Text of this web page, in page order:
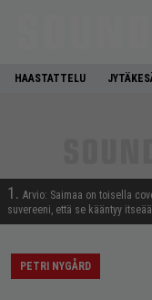
HAASTATTELU
1. Arvio: Saimaa on toisella
suvereeni, että se kääntyy
PETRI NYGÅRD